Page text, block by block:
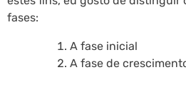
fases:
A fase inicial
A fase de